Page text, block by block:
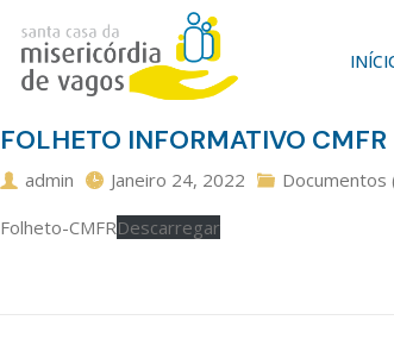
FOLHETO INFORMATIVO CMFR
admin Janeiro 24, 2022
Documentos
Folheto-CMFRDescarregar